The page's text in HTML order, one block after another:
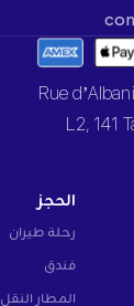
الحجز
رحلة طيران
فندق
المطار النقل